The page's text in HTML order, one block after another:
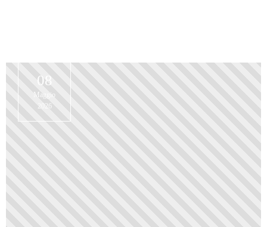
08
Maggio
2026